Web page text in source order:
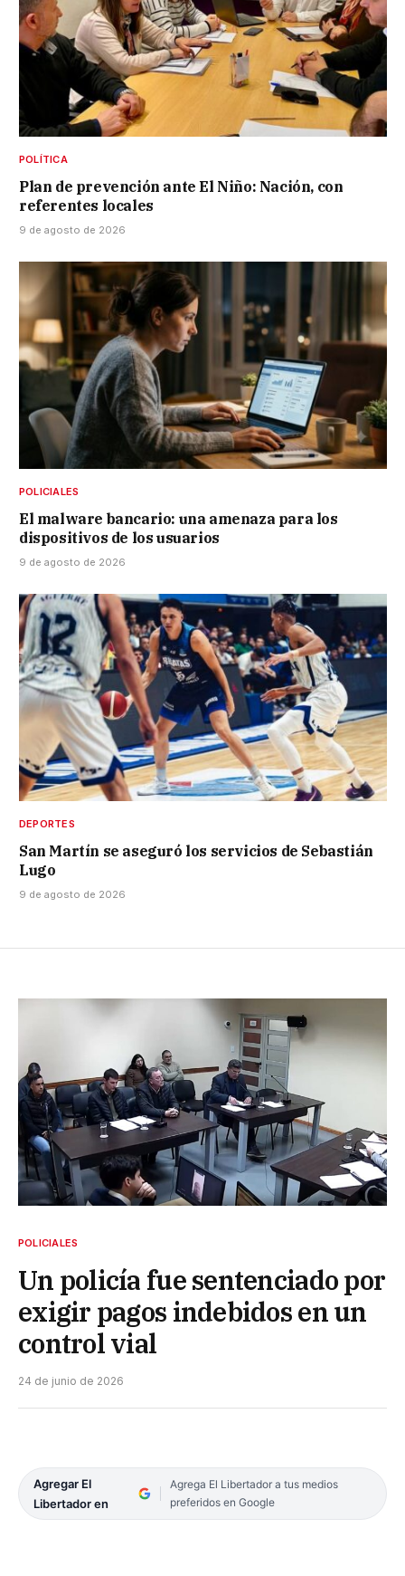
POLÍTICA
Plan de prevención ante El Niño: Nación, con
referentes locales
9 de agosto de 2026
POLICIALES
El malware bancario: una amenaza para los
dispositivos de los usuarios
9 de agosto de 2026
DEPORTES
San Martín se aseguró los servicios de Sebastián
Lugo
9 de agosto de 2026
POLICIALES
Un policía fue sentenciado por
exigir pagos indebidos en un
control vial
24 de junio de 2026
Agregar El
Libertador en
Agrega El Libertador a tus medios
preferidos en Google